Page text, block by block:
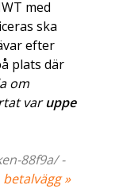
med
ska
efter
plats där
om
varuppe
88f9a/ -
»